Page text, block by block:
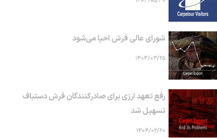
شورای عالی فرش احیا می‌شود
۱۴۰۴/۰۳/۲۵
رفع تعهد ارزی برای صادرکنندگان فرش دستباف
تسهیل شد
۱۴۰۴/۰۲/۲۰